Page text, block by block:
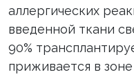
аллергических
введенной ткани
90%
приживается в